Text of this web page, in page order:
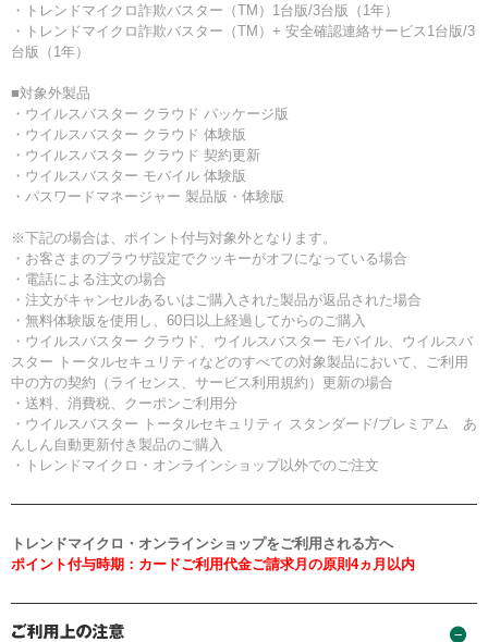
・トレンドマイクロ詐欺バスター（TM）1台版/3台版（1年）
・トレンドマイクロ詐欺バスター（TM）+ 安全確認連絡サービス1台版/3
台版（1年）
■対象外製品
・ウイルスバスター クラウド パッケージ版
・ウイルスバスター クラウド 体験版
・ウイルスバスター クラウド 契約更新
・ウイルスバスター モバイル 体験版
・パスワードマネージャー 製品版・体験版
※下記の場合は、ポイント付与対象外となります。
・お客さまのブラウザ設定でクッキーがオフになっている場合
・電話による注文の場合
・注文がキャンセルあるいはご購入された製品が返品された場合
・無料体験版を使用し、60日以上経過してからのご購入
・ウイルスバスター クラウド、ウイルスバスター モバイル、ウイルスバ
スター トータルセキュリティなどのすべての対象製品において、ご利用
中の方の契約（ライセンス、サービス利用規約）更新の場合
・送料、消費税、クーポンご利用分
・ウイルスバスター トータルセキュリティ スタンダード/プレミアム あ
んしん自動更新付き製品のご購入
・トレンドマイクロ・オンラインショップ以外でのご注文
トレンドマイクロ・オンラインショップをご利用される方へ
ポイント付与時期：カードご利用代金ご請求月の原則4ヵ月以内